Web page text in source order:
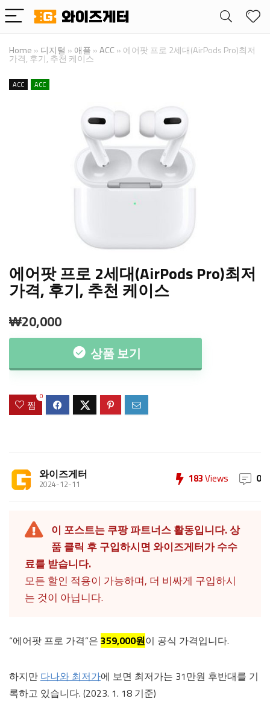
Home » 디지털 » 애플 »ACC» 에어팟 프로 2세대(AirPods Pro)최저
가격, 후기, 추천 케이스
ACC ACC
에어팟 프로 2세대(AirPods Pro)최저
가격, 후기, 추천 케이스
₩20,000
상품 보기
찜
0
와이즈게터
2024-12-11 183Views 0
이 포스트는 쿠팡 파트너스 활동입니다. 상
품 클릭 후 구입하시면 와이즈게터가 수수
료를 받습니다.
모든 할인 적용이 가능하며, 더 비싸게 구입하시
는 것이 아닙니다.
“에어팟 프로 가격”은 359,000원이 공식 가격입니다.
하지만 다나와 최저가에 보면 최저가는 31만원 후반대를 기
록하고 있습니다. (2023. 1. 18 기준)